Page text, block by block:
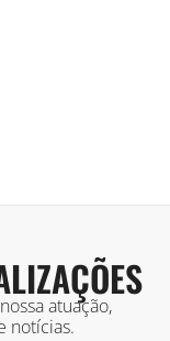
atuação,
notícias.